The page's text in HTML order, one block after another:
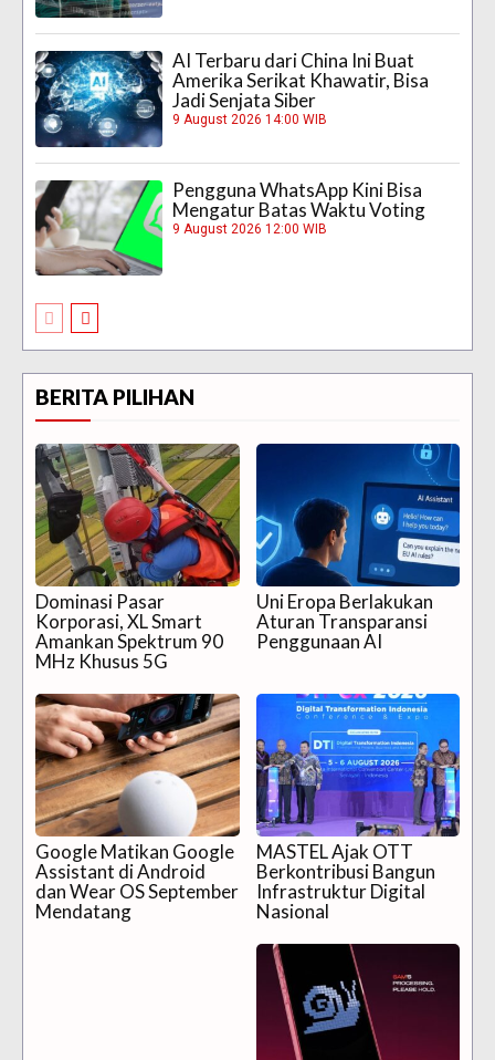
AI Terbaru dari China Ini Buat
Amerika Serikat Khawatir, Bisa
Jadi Senjata Siber
9 August 2026 14:00 WIB
Pengguna WhatsApp Kini Bisa
Mengatur Batas Waktu Voting
9 August 2026 12:00 WIB
BERITA PILIHAN
Dominasi Pasar
Korporasi, XL Smart
Amankan Spektrum 90
MHz Khusus 5G
Uni Eropa Berlakukan
Aturan Transparansi
Penggunaan AI
Google Matikan Google
Assistant di Android
dan Wear OS September
Mendatang
MASTEL Ajak OTT
Berkontribusi Bangun
Infrastruktur Digital
Nasional